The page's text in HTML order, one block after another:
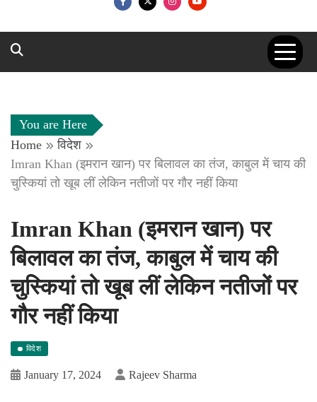
You are Here
Home
विदेश
Imran Khan (इमरान खान) पर बिलावल का तंज, काबुल में चाय की
चुस्कियां तो खूब लीं लेकिन नतीजों पर गौर नहीं किया
Imran Khan (इमरान खान) पर
बिलावल का तंज, काबुल में चाय की
चुस्कियां तो खूब लीं लेकिन नतीजों पर
गौर नहीं किया
विदेश
January 17, 2024 Rajeev Sharma